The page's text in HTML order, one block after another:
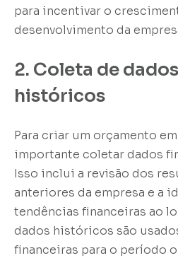
para incentivar o
desenvolvimento da
2. Coleta de
históricos
Para criar um orçamento
importante coletar dados
Isso inclui a revisão dos
anteriores da empresa e a
tendências financeiras ao
dados históricos são
financeiras para o período